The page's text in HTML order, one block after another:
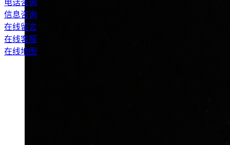
电话咨询
信息咨询
在线留言
在线客服
在线地图